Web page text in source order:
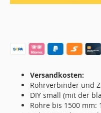
Versandkosten:
Rohrverbinder und
DIY small (mit der
Rohre bis 1500 mm: